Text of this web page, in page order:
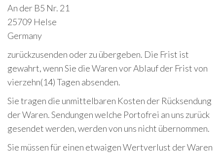
An der B5 Nr. 21
25709 Helse
Germany
zurückzusenden oder zu übergeben. Die Frist ist
gewahrt, wenn Sie die Waren vor Ablauf der Frist von
vierzehn(14) Tagen absenden.
Sie tragen die unmittelbaren Kosten der Rücksendung
der Waren. Sendungen welche Portofrei an uns zurück
gesendet werden, werden von uns nicht übernommen.
Sie müssen für einen etwaigen Wertverlust der Waren